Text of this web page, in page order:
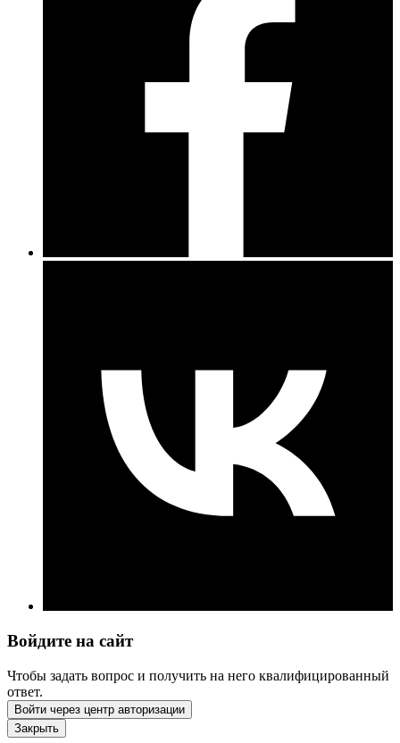
Войдите на сайт
Чтобы задать вопрос и получить на него квалифицированный
ответ.
Войти через центр авторизации
Закрыть